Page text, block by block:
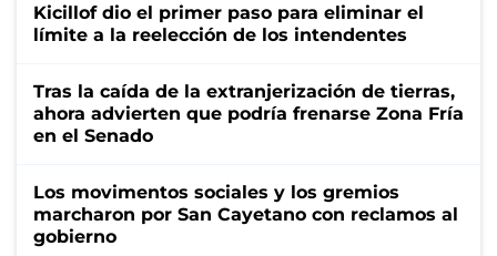
Kicillof dio el primer paso para eliminar el
límite a la reelección de los intendentes
Tras la caída de la extranjerización de tierras,
ahora advierten que podría frenarse Zona Fría
en el Senado
Los movimentos sociales y los gremios
marcharon por San Cayetano con reclamos al
gobierno